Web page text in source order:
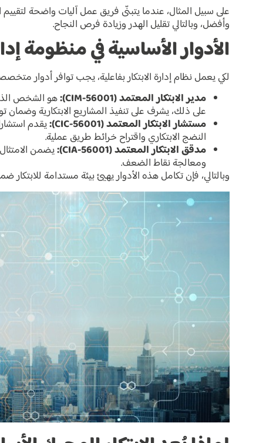
على سبيل المثال، عندما يتبنّى فريق عمل آليات واضحة
وأفضل، وبالتالي تقليل الهدر وزيادة فرص النجاح.
الأدوار الأساسية في منظومة
لكي يعمل نظام إدارة الابتكار بفاعلية، يجب توافر أدوار
مدير الابتكار المعتمد (CIM-56001):
هو الشخص الذي
على ذلك، يشرف على تنفيذ المشاريع الابتكارية وضمان
مستشار الابتكار المعتمد (CIC-56001): يقدم
النضج الابتكاري واقتراح خرائط طريق عملية.
مدقق الابتكار المعتمد (CIA-56001): يضمن
ومعالجة نقاط الضعف.
وبالتالي، فإن تكامل هذه الأدوار يهيئ بيئة مستدامة